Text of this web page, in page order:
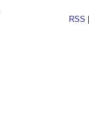
RSS